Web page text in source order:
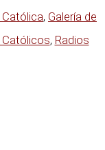
, Galería de
, Radios